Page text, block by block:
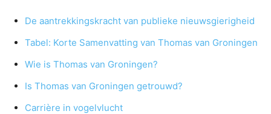
De aantrekkingskracht van publieke nieuwsgierigheid
Tabel: Korte Samenvatting van Thomas van Groningen
Wie is Thomas van Groningen?
Is Thomas van Groningen getrouwd?
Carrière in vogelvlucht